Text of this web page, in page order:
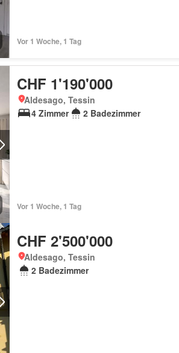
Vor 1 Woche, 1 Tag
CHF 1'190'000
Aldesago, Tessin
4 Zimmer
2 Badezimmer
Vor 1 Woche, 1 Tag
CHF 2'500'000
Aldesago, Tessin
2 Badezimmer